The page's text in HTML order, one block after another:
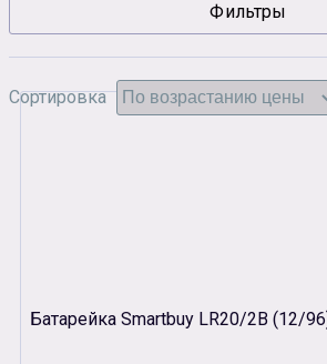
Сувенирная продукция
Аксессуары
Фильтры
Сортировка
Батарейка Smartbuy LR20/2B (12/